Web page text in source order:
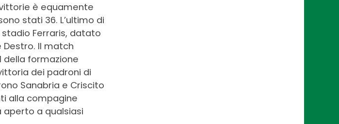
è equamente
stati 36. L’ultimo di
stadio Ferraris, datato
Il match
della formazione
dei padroni di
Sanabria e Criscito
alla compagine
aperto a qualsiasi